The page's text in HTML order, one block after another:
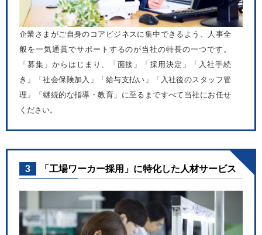
企業さまがご自身のコアビジネスに集中できるよう、人事全
般を一気通貫でサポートするのが当社の特長の一つです。
「募集」からはじまり、「面接」「採用決定」「入社手続
き」「社会保険加入」「給与支払い」「入社後のスタッフ管
理」「継続的な指導・教育」に至るまですべて当社にお任せ
ください。
3 「工場ワーカー採用」に特化した人材サービス